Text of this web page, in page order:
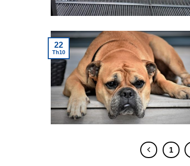
22
Th10
1